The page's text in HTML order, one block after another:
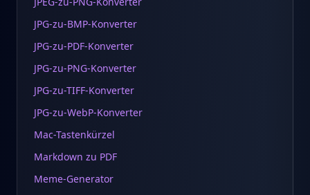
JPG-zu-BMP-Konverter
JPG-zu-PDF-Konverter
JPG-zu-PNG-Konverter
JPG-zu-TIFF-Konverter
JPG-zu-WebP-Konverter
Mac-Tastenkürzel
Markdown zu PDF
Meme-Generator